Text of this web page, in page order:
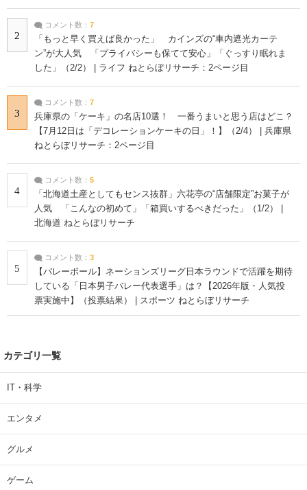
2
コメント数： 7
「もっと早く買えば良かった」 カインズの“車内遮光カーテ
ン”が大人気 「プライバシーも保てて安心」「ぐっすり眠れま
した」（2/2） | ライフ ねとらぼリサーチ：2ページ目
3
コメント数： 7
兵庫県の「ケーキ」の名店10選！ 一番うまいと思う店はどこ？
【7月12日は「デコレーションケーキの日」！】（2/4） | 兵庫県
ねとらぼリサーチ：2ページ目
4
コメント数： 5
「北海道土産としてもセンス抜群」六花亭の“店舗限定”お菓子が
人気 「こんなの初めて」「箱買いするべきだった」（1/2） |
北海道 ねとらぼリサーチ
5
コメント数： 3
【バレーボール】ネーションズリーグ日本ラウンドで活躍を期待
している「日本男子バレー代表選手」は？【2026年版・人気投
票実施中】（投票結果） | スポーツ ねとらぼリサーチ
カテゴリ一覧
IT・科学
エンタメ
グルメ
ゲーム